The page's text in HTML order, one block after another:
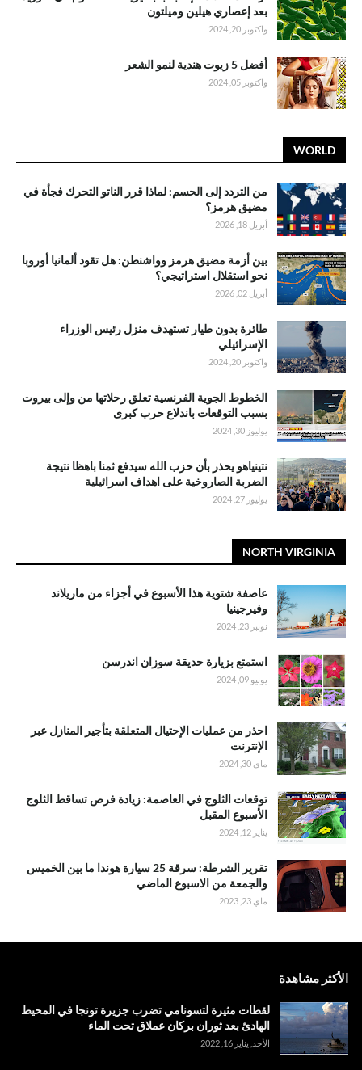
بعد إعصاري هيلين وميلتون
واكتوبر 20, 2024
أفضل 5 زيوت هندية لنمو الشعر
واكتوبر 05, 2024
WORLD
من التردد إلى الحسم: لماذا قرر الناتو التحرك فجأة في
مضيق هرمز؟
أبريل 18, 2026
بين أزمة مضيق هرمز وواشنطن: هل تقود ألمانيا أوروبا
نحو استقلال استراتيجي؟
أبريل 02, 2026
طائرة بدون طيار تستهدف منزل رئيس الوزراء
الإسرائيلي
واكتوبر 20, 2024
الخطوط الجوية الفرنسية تعلق رحلاتها من وإلى بيروت
بسبب التوقعات باندلاع حرب كبرى
يوليوز 30, 2024
نتينياهو يحذر بأن حزب الله سيدفع ثمنا باهظا نتيجة
الضربة الصاروخية على اهداف اسرائيلية
يوليوز 27, 2024
NORTH VIRGINIA
عاصفة شتوية هذا الأسبوع في أجزاء من ماريلاند
وفيرجينيا
نونبر 23, 2024
استمتع بزيارة حديقة سوزان اندرسن
يونيو 09, 2024
احذر من عمليات الإحتيال المتعلقة بتأجير المنازل عبر
الإنترنت
ماي 30, 2024
توقعات الثلوج في العاصمة: زيادة فرص تساقط الثلوج
الأسبوع المقبل
يناير 12, 2024
تقرير الشرطة: سرقة 25 سيارة هوندا ما بين الخميس
والجمعة من الاسبوع الماضي
ماي 23, 2023
الأكثر مشاهدة
لقطات مثيرة لتسونامي تضرب جزيرة تونجا في المحيط
الهادئ بعد ثوران بركان عملاق تحت الماء
الأحد, يناير 16, 2022